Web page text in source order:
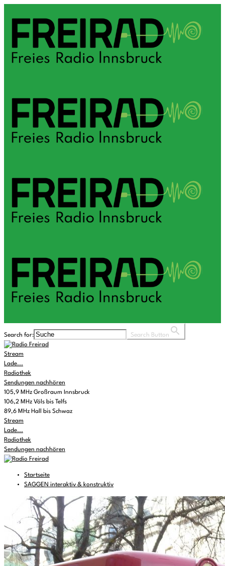
Search for: Search Button
Stream
Lade...
Radiothek
Sendungen nachhören
105,9 MHz Großraum Innsbruck
106,2 MHz Völs bis Telfs
89,6 MHz Hall bis Schwaz
Stream
Lade...
Radiothek
Sendungen nachhören
Startseite
SAGGEN interaktiv & konstruktiv